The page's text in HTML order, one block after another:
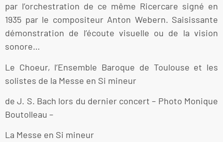
par l’orchestration de ce même Ricercare signé en
1935 par le compositeur Anton Webern. Saisissante
démonstration de l’écoute visuelle ou de la vision
sonore…
Le Choeur, l’Ensemble Baroque de Toulouse et les
solistes de la Messe en Si mineur
de J. S. Bach lors du dernier concert – Photo Monique
Boutolleau –
La Messe en Si mineur